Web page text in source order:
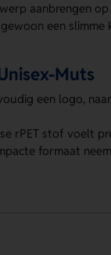
aanbrengen
een slimme
Muts
een logo,
rPET stof voelt
formaat